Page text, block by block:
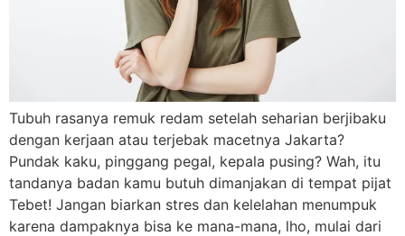
Tubuh rasanya remuk redam setelah seharian berjibaku
dengan kerjaan atau terjebak macetnya Jakarta?
Pundak kaku, pinggang pegal, kepala pusing? Wah, itu
tandanya badan kamu butuh dimanjakan di tempat pijat
Tebet! Jangan biarkan stres dan kelelahan menumpuk
karena dampaknya bisa ke mana-mana, lho, mulai dari